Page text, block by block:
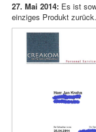
27. Mai 2014: Es ist
einziges Produkt zurück.